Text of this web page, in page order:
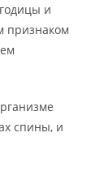
и
признаком
спины, и